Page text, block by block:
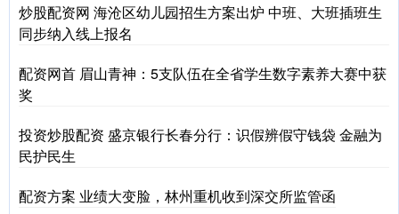
炒股配资网 海沧区幼儿园招生方案出炉 中班、大班插班生
同步纳入线上报名
配资网首 眉山青神：5支队伍在全省学生数字素养大赛中获
奖
投资炒股配资 盛京银行长春分行：识假辨假守钱袋 金融为
民护民生
配资方案 业绩大变脸，林州重机收到深交所监管函